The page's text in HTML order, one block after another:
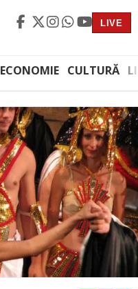
LIVE
ECONOMIE CULTURĂ